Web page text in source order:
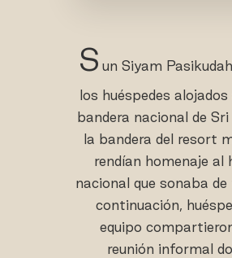
S un Siyam
los huéspedes
bandera nacional de
la bandera del resort
rendían homenaje al
nacional que sonaba
continuación,
equipo
reunión informal